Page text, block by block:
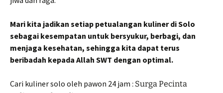
Mari kita jadikan setiap petualangan kuliner di Solo
sebagai kesempatan untuk bersyukur, berbagi, dan
menjaga kesehatan, sehingga kita dapat terus
beribadah kepada Allah SWT dengan optimal.
Cari kuliner solo oleh pawon 24 jam : Surga Pecinta